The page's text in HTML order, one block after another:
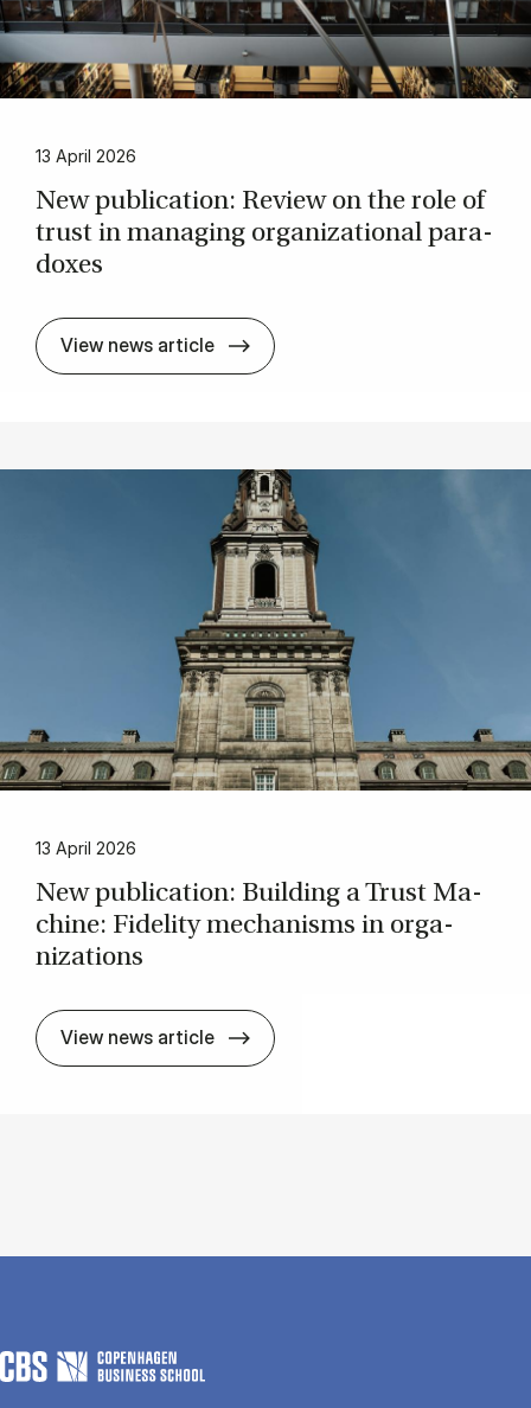
13 April 2026
New pu­bli­ca­tion: Re­view on the role of
trust in ma­nag­ing or­ga­niza­tio­nal pa­ra­
doxes
View news article New pu­bli­ca­tion: Re­view on
13 April 2026
New pu­bli­ca­tion: Bu­il­ding a Trust Ma­
chine: Fi­de­li­ty me­cha­nis­ms in or­ga­
niza­tions
View news article New pu­bli­ca­tion: Bu­il­ding a